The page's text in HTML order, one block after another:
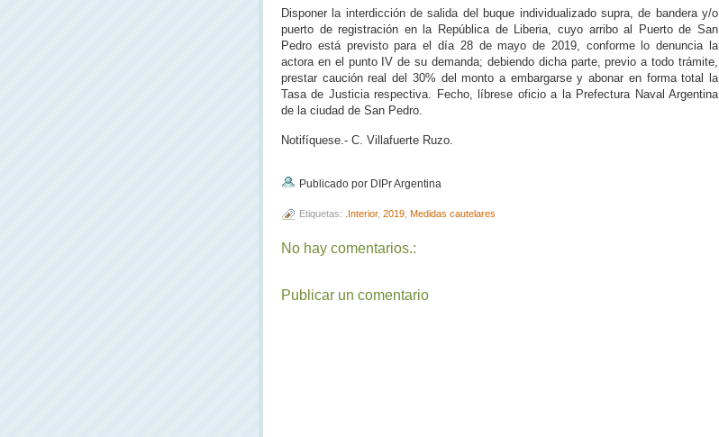
Disponer la interdicción de salida del buque individualizado supra, de bandera y/o
puerto de registración en la República de Liberia, cuyo arribo al Puerto de San
Pedro está previsto para el día 28 de mayo de 2019, conforme lo denuncia la
actora en el punto IV de su demanda; debiendo dicha parte, previo a todo trámite,
prestar caución real del 30% del monto a embargarse y abonar en forma total la
Tasa de Justicia respectiva. Fecho, líbrese oficio a la Prefectura Naval Argentina
de la ciudad de San Pedro.
Notifíquese.- C. Villafuerte Ruzo.
Publicado por DIPr Argentina
Etiquetas: .Interior, 2019 Medidas cautelares
No hay comentarios.:
Publicar un comentario